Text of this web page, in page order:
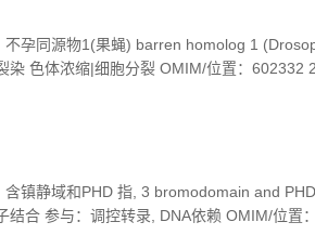
不孕同源物1(果蝇) barren homolog 1
染 色体浓缩|细胞分裂 OMIM/位置：602332
含镇静域和PHD 指, 3 bromodomain and
结合 参与：调控转录, DNA依赖 OMIM/位置